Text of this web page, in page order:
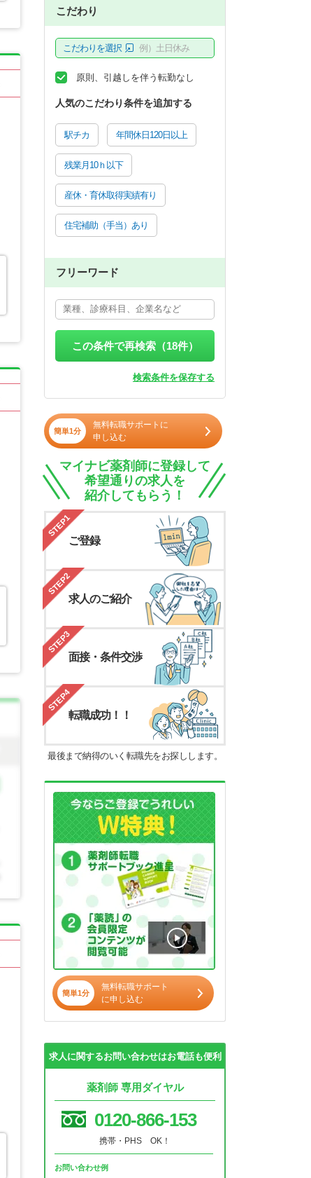
こだわり
こだわりを選択 例）土日休み
原則、引越しを伴う転勤なし
人気のこだわり条件を追加する
駅チカ 年間休日120日以上
残業月10ｈ以下
産休・育休取得実績有り
住宅補助（手当）あり
フリーワード
この条件で再検索（18件）
検索条件を保存する
簡単1分
無料転職サポートに
申し込む
マイナビ薬剤師に登録して
希望通りの求人を
紹介してもらう！
STEP1
ご登録
STEP2
求人のご紹介
STEP3
面接・条件交渉
STEP4
転職成功！！
最後まで納得のいく転職先をお探しします。
簡単1分
無料転職サポート
に申し込む
求人に関するお問い合わせはお電話も便利
薬剤師 専用ダイヤル
0120-866-153
携帯・PHS OK！
お問い合わせ例